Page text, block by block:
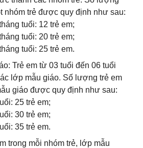
nhóm trẻ được quy định như sau:
tuổi: 12 trẻ em;
tuổi: 20 trẻ em;
tuổi: 25 trẻ em.
Trẻ em từ 03 tuổi đến 06 tuổi
lớp mẫu giáo. Số lượng trẻ em
giáo được quy định như sau:
25 trẻ em;
30 trẻ em;
35 trẻ em.
trong mỗi nhóm trẻ, lớp mẫu